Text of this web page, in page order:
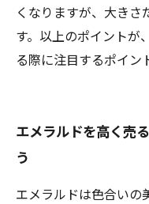
くなりますが、大きさ
す。以上のポイントが
る際に注目するポイン
エメラルドを高く売
う
エメラルドは色合いの